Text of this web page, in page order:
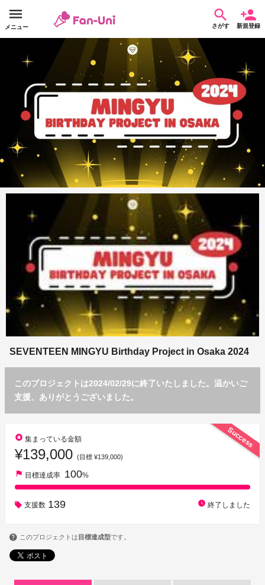
メニュー さがす 新規登録
SEVENTEEN MINGYU Birthday Project in Osaka 2024
このプロジェクトは2024/02/29に終了いたしました。温かいご
支援、ありがとうございました。
Success
stars 集まっている金額
¥139,000 (目標 ¥139,000)
flag 目標達成率 100%
支援数 139 watch_later 終了しました
このプロジェクトは 目標達成型です。